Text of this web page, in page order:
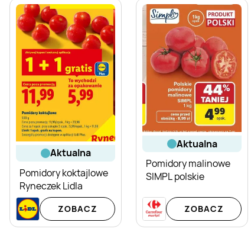
aktualna
Pomidory koktajlowe
Ryneczek Lidla
ZOBACZ
aktualna
Pomidory malinowe
SIMPL polskie
ZOBACZ